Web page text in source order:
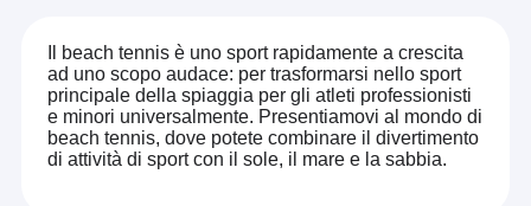
Il beach tennis è uno sport rapidamente a crescita
ad uno scopo audace: per trasformarsi nello sport
principale della spiaggia per gli atleti professionisti
e minori universalmente. Presentiamovi al mondo di
beach tennis, dove potete combinare il divertimento
di attività di sport con il sole, il mare e la sabbia.